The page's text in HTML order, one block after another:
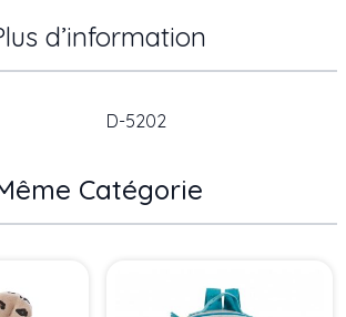
d’information
D-5202
Catégorie